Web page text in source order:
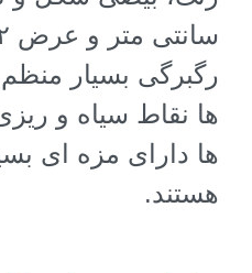
رگبرگی بسیار
ها نقاط سیاه و
ها دارای مزه ای
هستند.